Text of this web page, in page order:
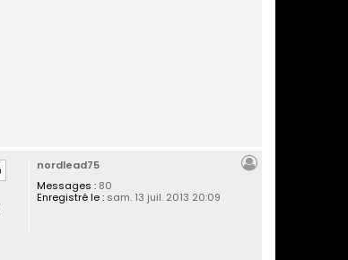
nordlead75
Messages :80
Enregistré le :sam. 13 juil. 2013 20:09